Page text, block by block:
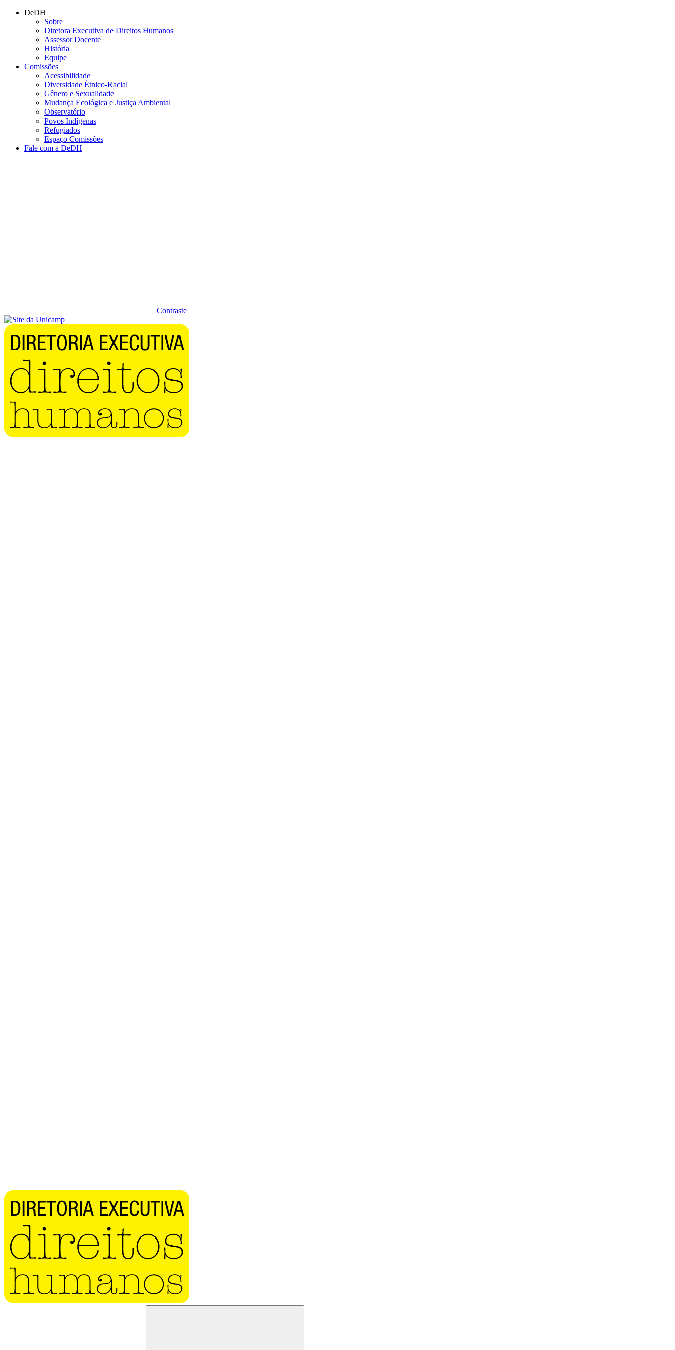
Conteúdo principal
DeDH
Sobre
Diretora Executiva de Direitos Humanos
Assessor Docente
História
Equipe
Comissões
Acessibilidade
Diversidade Étnico-Racial
Gênero e Sexualidade
Mudança Ecológica e Justiça Ambiental
Observatório
Povos Indígenas
Refugiados
Espaço Comissões
Fale com a DeDH
Contraste